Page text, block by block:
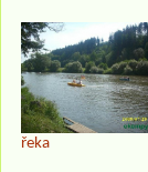
řeka